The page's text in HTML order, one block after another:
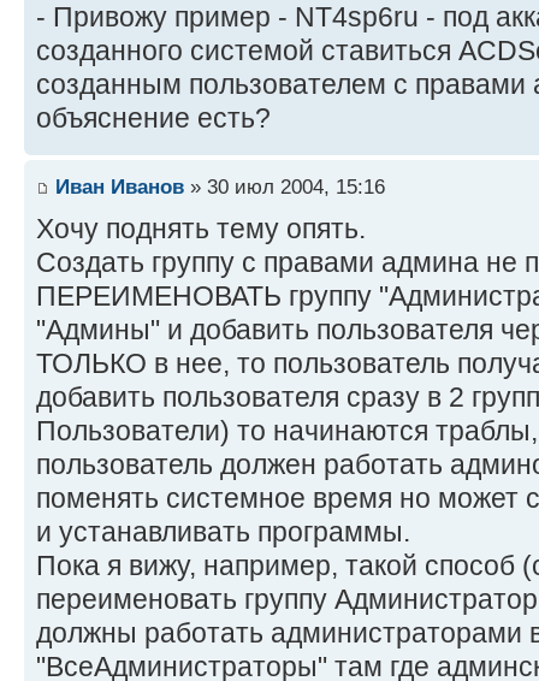
- Привожу пример - NT4sp6ru - под
созданного системой ставиться
созданным пользователем с правами
объяснение есть?
Иван Иванов » 30 июл 2004, 15:16
Хочу поднять тему опять.
Создать группу с правами админа не
ПЕРЕИМЕНОВАТЬ группу
"Админы" и добавить пользователя
ТОЛЬКО в нее, то пользователь
добавить пользователя сразу в 2
Пользователи) то начинаются
пользователь должен работать
поменять системное время но может
и устанавливать программы.
Пока я вижу, например, такой способ
переименовать группу
должны работать администраторами
"ВсеАдминистраторы" там где